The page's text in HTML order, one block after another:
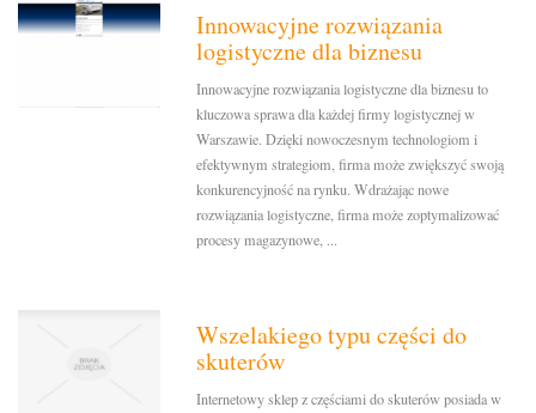
Innowacyjne rozwiązania
logistyczne dla biznesu
Innowacyjne rozwiązania logistyczne dla biznesu to
kluczowa sprawa dla każdej firmy logistycznej w
Warszawie. Dzięki nowoczesnym technologiom i
efektywnym strategiom, firma może zwiększyć swoją
konkurencyjność na rynku. Wdrażając nowe
rozwiązania logistyczne, firma może zoptymalizować
procesy magazynowe, ...
Wszelakiego typu części do
skuterów
Internetowy sklep z częściami do skuterów posiada w